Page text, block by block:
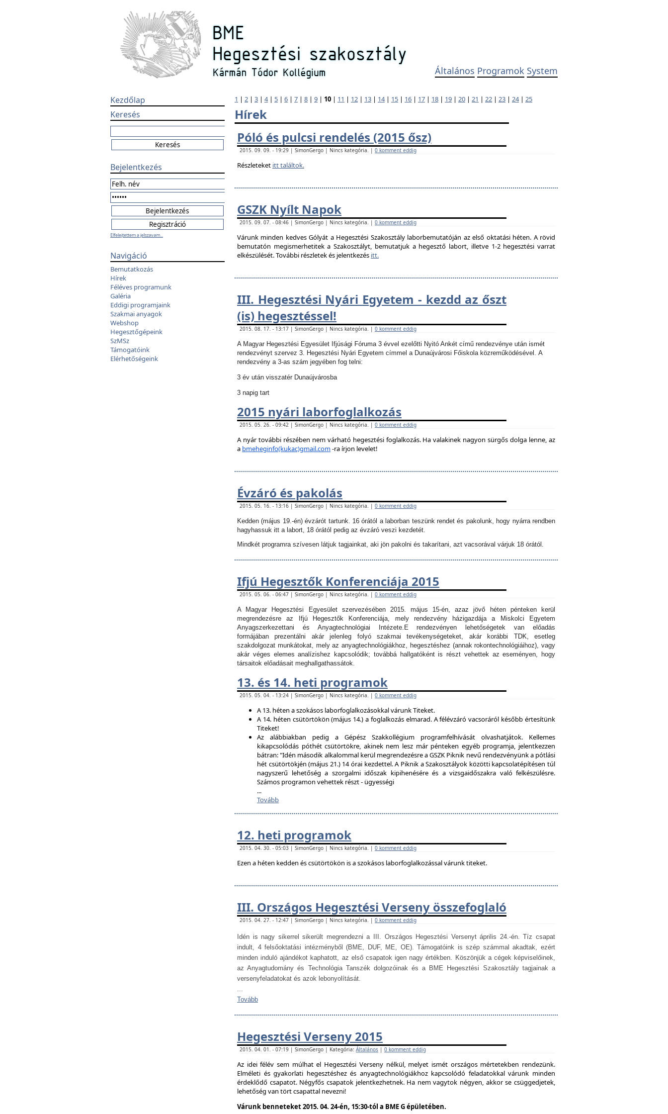
Általános Programok System
Kezdőlap
Keresés
Bejelentkezés
Elfelejtettem a jelszavam...
Navigáció
Bemutatkozás
Hírek
Féléves programunk
Galéria
Eddigi programjaink
Szakmai anyagok
Webshop
Hegesztőgépeink
SzMSz
Támogatóink
Elérhetőségeink
1 | 2 | 3 | 4| 5 | 6 | 7 | 8 | 9 | 10 | 11 | 12 | 13 | 14| 15 | 16 | 17 | 18 | 19 | 20 | 21 | 22 | 23 | 24| 25
Hírek
Póló és pulcsi rendelés (2015 ősz)
2015. 09. 09. - 19:29 | SimonGergo | Nincs kategória. | 0 komment eddig
Részleteket itt találtok.
GSZK Nyílt Napok
2015. 09. 07. - 08:46 | SimonGergo | Nincs kategória. | 0 komment eddig
Várunk minden kedves Gólyát a Hegesztési Szakosztály laborbemutatóján az első oktatási héten. A rövid
bemutatón megismerhetitek a Szakosztályt, bemutatjuk a hegesztő labort, illetve 1-2 hegesztési varrat
elkészülését. További részletek és jelentkezés itt.
III. Hegesztési Nyári Egyetem - kezdd az őszt
(is) hegesztéssel!
2015. 08. 17. - 13:17 | SimonGergo | Nincs kategória. | 0 komment eddig
A Magyar Hegesztési Egyesület Ifjúsági Fóruma 3 évvel ezelőtti Nyitó Ankét című rendezvénye után ismét
rendezvényt szervez 3. Hegesztési Nyári Egyetem címmel a Dunaújvárosi Főiskola közreműködésével. A
rendezvény a 3-as szám jegyében fog telni:
3 év után visszatér Dunaújvárosba
3 napig tart
2015 nyári laborfoglalkozás
2015. 05. 26. - 09:42 | SimonGergo | Nincs kategória. | 0 komment eddig
A nyár további részében nem várható hegesztési foglalkozás. Ha valakinek nagyon sürgős dolga lenne, az
a bmeheginfo(kukac)gmail.com-ra írjon levelet!
Évzáró és pakolás
2015. 05. 16. - 13:16 | SimonGergo | Nincs kategória. | 0 komment eddig
Kedden (május 19.-én) évzárót tartunk. 16 órától a laborban teszünk rendet és pakolunk, hogy nyárra rendben
hagyhassuk itt a labort, 18 órától pedig az évzáró veszi kezdetét.
Mindkét programra szívesen látjuk tagjainkat, aki jön pakolni és takarítani, azt vacsorával várjuk 18 órától.
Ifjú Hegesztők Konferenciája 2015
2015. 05. 06. - 06:47 | SimonGergo | Nincs kategória. | 0 komment eddig
A Magyar Hegesztési Egyesület szervezésében 2015. május 15-én, azaz jövő héten pénteken kerül
megrendezésre az Ifjú Hegesztők Konferenciája, mely rendezvény házigazdája a Miskolci Egyetem
Anyagszerkezettani és Anyagtechnológiai Intézete. E rendezvényen lehetőségetek van előadás
formájában prezentálni akár jelenleg folyó szakmai tevékenységeteket, akár korábbi TDK, esetleg
szakdolgozat munkátokat, mely az anyagtechnológiákhoz, hegesztéshez (annak rokontechnológiáihoz), vagy
akár véges elemes analízishez kapcsolódik; továbbá hallgatóként is részt vehettek az eseményen, hogy
társaitok előadásait meghallgathassátok.
13. és 14. heti programok
2015. 05. 04. - 13:24 | SimonGergo | Nincs kategória. | 0 komment eddig
A 13. héten a szokásos laborfoglalkozásokkal várunk Titeket.
A 14. héten csütörtökön (május 14.) a foglalkozás elmarad. A félévzáró vacsoráról később értesítünk
Titeket!
Az alábbiakban pedig a Gépész Szakkollégium programfelhívását olvashatjátok. Kellemes
kikapcsolódás póthét csütörtökre, akinek nem lesz már pénteken egyéb programja, jelentkezzen
bátran: "Idén második alkalommal kerül megrendezésre a GSZK Piknik nevű rendezvényünk a pótlási
hét csütörtökjén (május 21.) 14 órai kezdettel. A Piknik a Szakosztályok közötti kapcsolatépítésen túl
nagyszerű lehetőség a szorgalmi időszak kipihenésére és a vizsgaidőszakra való felkészülésre.
Számos programon vehettek részt - ügyességi
...
Tovább
12. heti programok
2015. 04. 30. - 05:03 | SimonGergo | Nincs kategória. | 0 komment eddig
Ezen a héten kedden és csütörtökön is a szokásos laborfoglalkozással várunk titeket.
III. Országos Hegesztési Verseny összefoglaló
2015. 04. 27. - 12:47 | SimonGergo | Nincs kategória. | 0 komment eddig
Idén is nagy sikerrel sikerült megrendezni a III. Országos Hegesztési Versenyt április 24.-én. Tíz csapat
indult, 4 felsőoktatási intézményből (BME, DUF, ME, OE). Támogatóink is szép számmal akadtak, ezért
minden induló ajándékot kaphatott, az első csapatok igen nagy értékben. Köszönjük a cégek képviselőinek,
az Anyagtudomány és Technológia Tanszék dolgozóinak és a BME Hegesztési Szakosztály tagjainak a
versenyfeladatokat és azok lebonyolítását.
...
Tovább
Hegesztési Verseny 2015
2015. 04. 01. - 07:19 | SimonGergo | Kategória: Általános | 0 komment eddig
Az idei félév sem múlhat el Hegesztési Verseny nélkül, melyet ismét országos mértetekben rendezünk.
Elméleti és gyakorlati hegesztéshez és anyagtechnológiákhoz kapcsolódó feladatokkal várunk minden
érdeklődő csapatot. Négyfős csapatok jelentkezhetnek. Ha nem vagytok négyen, akkor se csüggedjetek,
lehetőség van tört csapattal nevezni!
Várunk benneteket 2015. 04. 24-én, 15:30-tól a BME G épületében.